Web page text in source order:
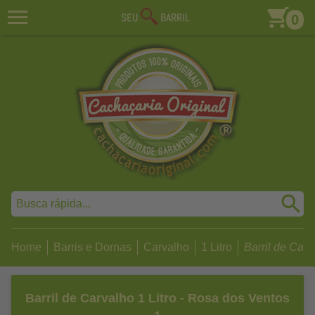
0
Home Barris e Dornas Carvalho 1 Litro Barril de
Barril de Carvalho 1 Litro - Rosa dos Ventos